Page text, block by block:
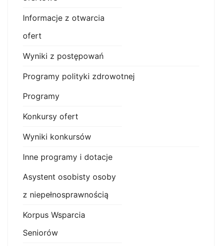
Informacje z otwarcia
ofert
Wyniki z postępowań
Programy polityki zdrowotnej
Programy
Konkursy ofert
Wyniki konkursów
Inne programy i dotacje
Asystent osobisty osoby
z niepełnosprawnością
Korpus Wsparcia
Seniorów